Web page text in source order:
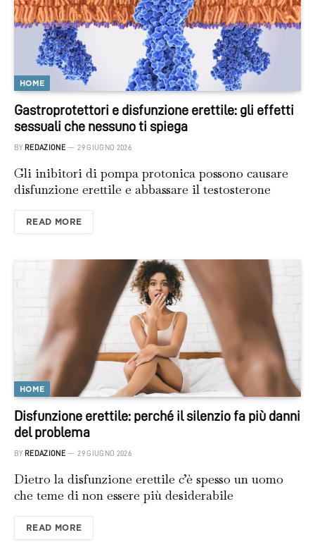
HOME
Gastroprotettori e disfunzione erettile: gli effetti
sessuali che nessuno ti spiega
BY REDAZIONE 29 GIUGNO 2026
Gli inibitori di pompa protonica possono causare
disfunzione erettile e abbassare il testosterone
READ MORE
HOME
Disfunzione erettile: perché il silenzio fa più danni
del problema
BY REDAZIONE 29 GIUGNO 2026
Dietro la disfunzione erettile c’è spesso un uomo
che teme di non essere più desiderabile
READ MORE